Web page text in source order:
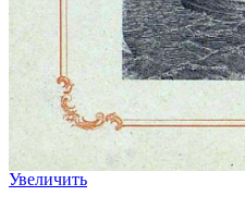
Увеличить